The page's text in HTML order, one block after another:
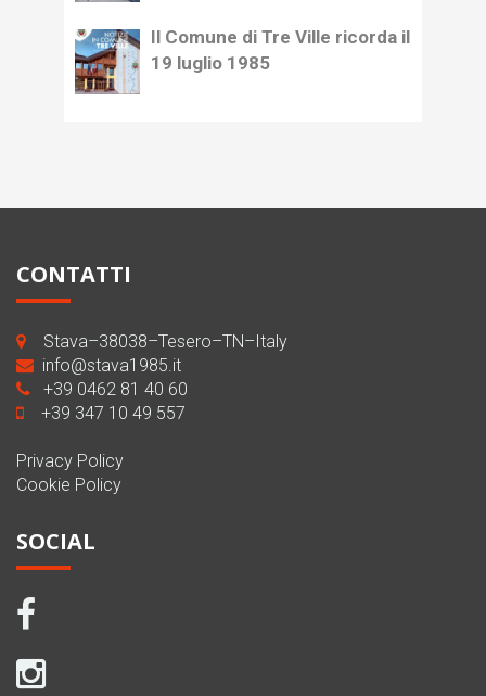
Il Comune di Tre Ville ricorda il
19 luglio 1985
CONTATTI
Stava–38038–Tesero–TN–Italy
info@stava1985.it
+39 0462 81 40 60
+39 347 10 49 557
Privacy Policy
Cookie Policy
SOCIAL